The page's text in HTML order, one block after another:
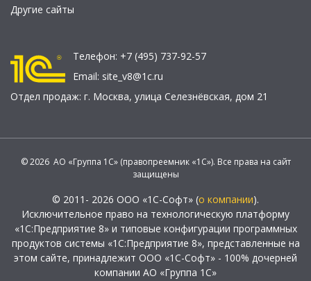
Другие сайты
Телефон: +7 (495) 737-92-57
Email: site_v8@1c.ru
Отдел продаж: г. Москва, улица Селезнёвская, дом 21
© 2026 АО «Группа 1С» (правопреемник «1С»). Все права на сайт
защищены
© 2011- 2026 ООО «1С-Софт» (о компании).
Исключительное право на технологическую платформу
«1С:Предприятие 8» и типовые конфигурации программных
продуктов системы «1С:Предприятие 8», представленные на
этом сайте, принадлежит ООО «1С-Софт» - 100% дочерней
компании АО «Группа 1С»